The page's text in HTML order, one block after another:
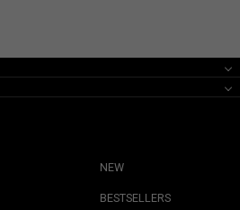
NEW
BESTSELLERS